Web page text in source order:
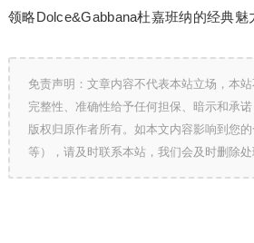
领略Dolce&Gabbana杜嘉班纳的经典魅
免责声明：文章内容不代表本站立场，本站
完整性、准确性给予任何担保、暗示和承
版权归原作者所有。如本文内容影响到您
等），请及时联系本站，我们会及时删除处